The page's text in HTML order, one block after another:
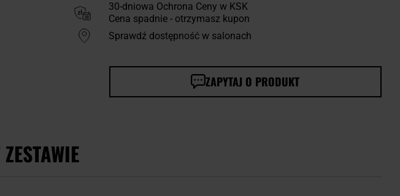
30-dniowa Ochrona Ceny w KSK
Cena spadnie - otrzymasz kupon
Sprawdź dostępność w salonach
ZAPYTAJ O PRODUKT